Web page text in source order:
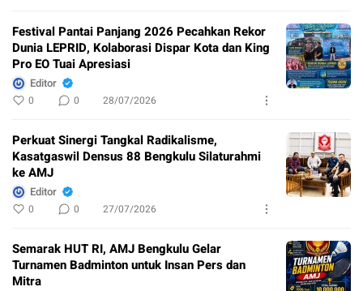
Festival Pantai Panjang 2026 Pecahkan Rekor
Dunia LEPRID, Kolaborasi Dispar Kota dan King
Pro EO Tuai Apresiasi
Editor
0 0 28/07/2026
Perkuat Sinergi Tangkal Radikalisme,
Kasatgaswil Densus 88 Bengkulu Silaturahmi
ke AMJ
Editor
0 0 27/07/2026
Semarak HUT RI, AMJ Bengkulu Gelar
Turnamen Badminton untuk Insan Pers dan
Mitra